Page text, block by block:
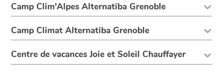
Camp Clim'Alpes Alternatiba Grenoble
Camp Climat Alternatiba Grenoble
Centre de vacances Joie et Soleil Chauffayer